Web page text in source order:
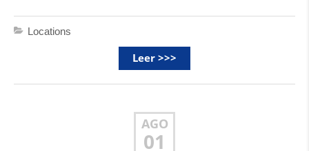
Locations
Leer >>>
AGO
01